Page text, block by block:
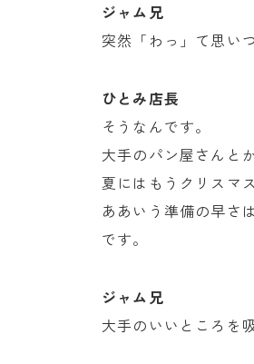
ジャム兄
突然「わっ」て思い
ひとみ店長
そうなんです。
大手のパン屋さんと
夏にはもうクリスマ
ああいう準備の早さ
です。
ジャム兄
大手のいいところを